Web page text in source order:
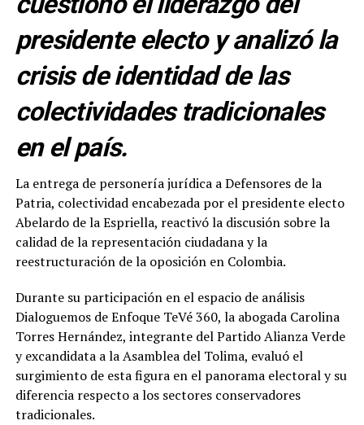
presidente electo y analizó la
crisis de identidad de las
colectividades tradicionales
en el país.
La entrega de personería jurídica a Defensores de la
Patria, colectividad encabezada por el presidente electo
Abelardo de la Espriella, reactivó la discusión sobre la
calidad de la representación ciudadana y la
reestructuración de la oposición en Colombia.
Durante su participación en el espacio de análisis
Dialoguemos de Enfoque TeVé 360, la abogada Carolina
Torres Hernández, integrante del Partido Alianza Verde
y excandidata a la Asamblea del Tolima, evaluó el
surgimiento de esta figura en el panorama electoral y su
diferencia respecto a los sectores conservadores
tradicionales.